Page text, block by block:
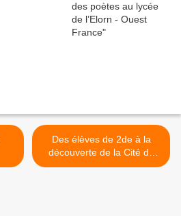
Des élèves de 2de à la
découverte de la Cité du
livre de Bécherel >